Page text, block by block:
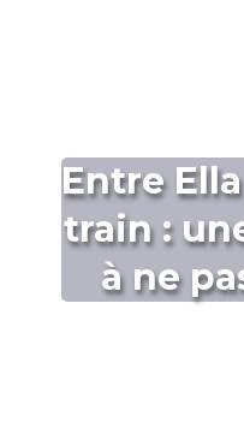
Entre
train :
à ne